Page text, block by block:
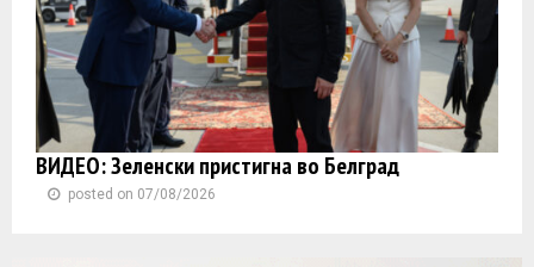
ВИДЕО: Зеленски пристигна во Белград
posted on 07/08/2026